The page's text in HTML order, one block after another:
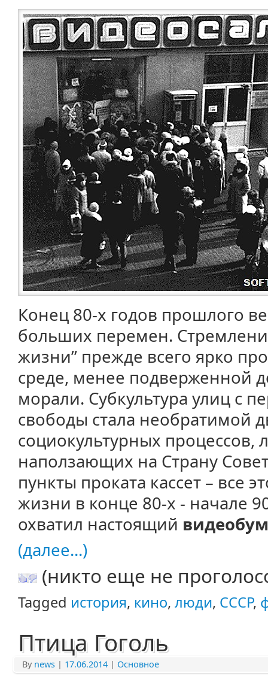
Конец 80-х годов прошлого
больших перемен.
жизни” прежде всего ярко
среде, менее подверженной
морали. Субкультура улиц с
свободы стала необратимой
социокультурных процессов,
наползающих на Страну
пункты проката кассет – все
жизни в конце 80-х - начале
охватил настоящий видеобум
(далее...)
(никто еще не
Tagged история, кино, люди, СССР,
Птица Гоголь
By news | 17.06.2014 | Основное